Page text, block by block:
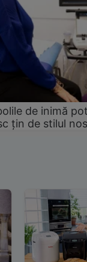
de inimă
țin de stilul